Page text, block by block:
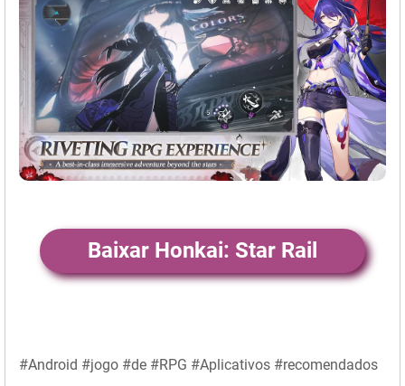
Baixar Honkai: Star Rail
#Android #jogo #de #RPG #Aplicativos #recomendados